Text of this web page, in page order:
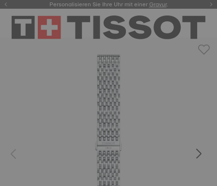
Personalisieren Sie Ihre Uhr mit einerGravur.
hier.